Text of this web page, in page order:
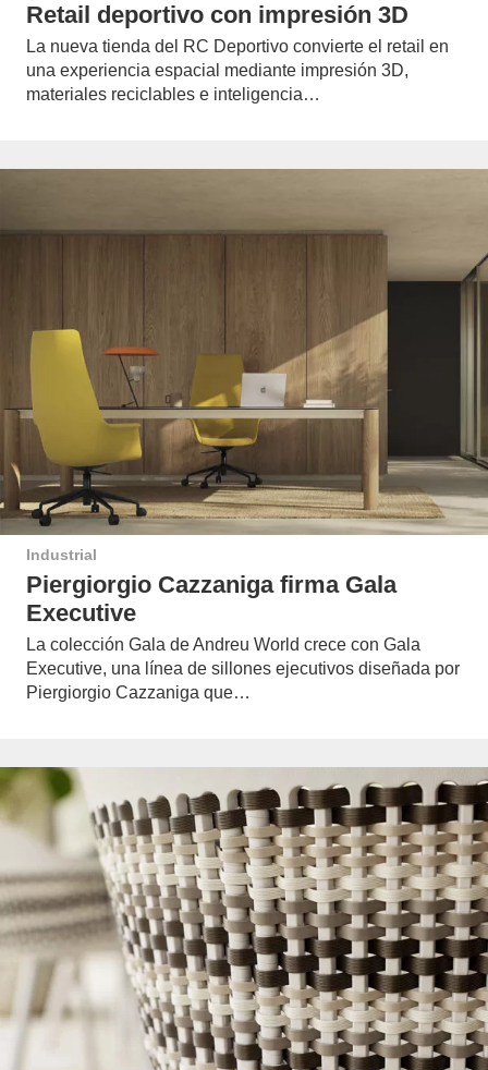
Retail deportivo con impresión 3D
La nueva tienda del RC Deportivo convierte el retail en
una experiencia espacial mediante impresión 3D,
materiales reciclables e inteligencia…
Industrial
Piergiorgio Cazzaniga firma Gala
Executive
La colección Gala de Andreu World crece con Gala
Executive, una línea de sillones ejecutivos diseñada por
Piergiorgio Cazzaniga que…